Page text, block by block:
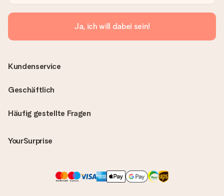
Ja, ich will dabei sein!
Häufig gestellte Fragen
YourSurprise
Kundenservice
Geschäftlich